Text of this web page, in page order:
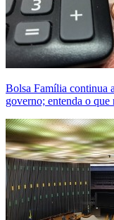
Bolsa Família continua
governo; entenda o que